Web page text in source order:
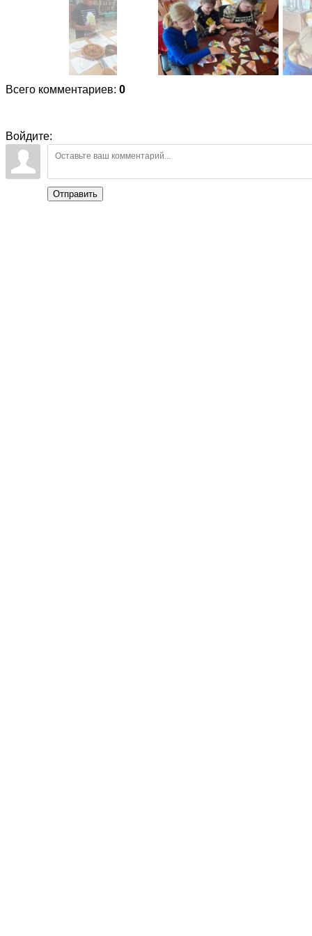
Всего комментариев: 0
Войдите:
Отправить